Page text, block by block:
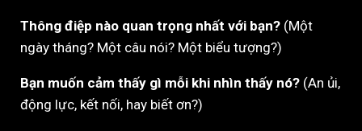
Thông điệp nào quan trọng nhất với bạn? (Một
ngày tháng? Một câu nói? Một biểu tượng?)
Bạn muốn cảm thấy gì mỗi khi nhìn thấy nó? (An ủi,
động lực, kết nối, hay biết ơn?)